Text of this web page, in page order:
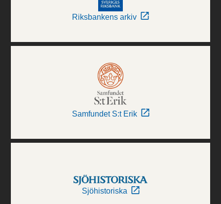
Riksbankens arkiv
Samfundet S:t Erik
Sjöhistoriska